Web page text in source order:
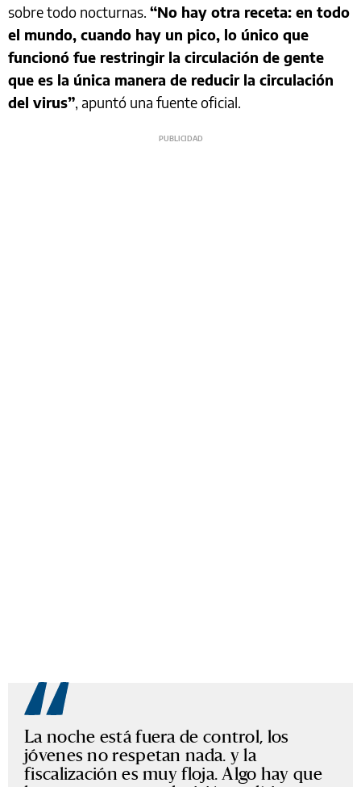
sobre todo nocturnas. “No hay otra receta: en todo
el mundo, cuando hay un pico, lo único que
funcionó fue restringir la circulación de gente
que es la única manera de reducir la circulación
del virus”, apuntó una fuente oficial.
La noche está fuera de control, los
jóvenes no respetan nada. y la
fiscalización es muy floja. Algo hay que